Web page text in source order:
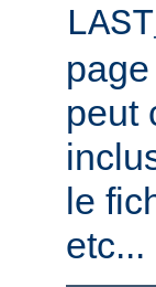
peut
le
etc...